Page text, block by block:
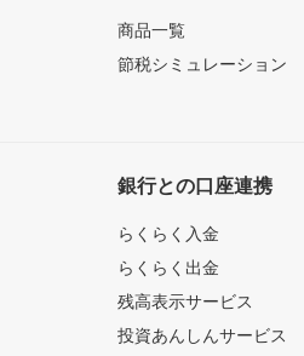
商品一覧
節税シミュレーション
銀行との口座連携
らくらく入金
らくらく出金
残高表示サービス
投資あんしんサービス